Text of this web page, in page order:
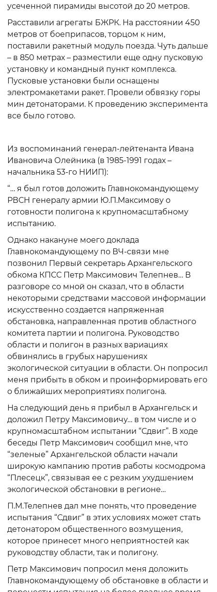
усеченной пирамиды высотой до 20 метров.
Расставили агрегаты БЖРК. На расстоянии 450
метров от боеприпасов, торцом к ним,
поставили ракетный модуль поезда. Чуть дальше
– в 850 метрах – разместили еще одну пусковую
установку и командный пункт комплекса.
Пусковые установки были оснащены
электромакетами ракет. Провели обвязку горы
мин детонаторами. К проведению эксперимента
все было готово.
Из воспоминаний генерал-лейтенанта Ивана
Ивановича Олейника (в 1985-1991 годах –
начальника 53-го НИИП):
“… я был готов доложить Главнокомандующему
РВСН генералу армии Ю.П.Максимову о
готовности полигона к крупномасштабному
испытанию.
Однако накануне моего доклада
Главнокомандующему по ВЧ-связи мне
позвонил Первый секретарь Архангельского
обкома КПСС Петр Максимович Телепнев… В
разговоре со мной он сказал, что в области
некоторыми средствами массовой информации
искусственно создается напряженная
обстановка, направленная против областного
комитета партии и полигона. Руководство
области и полигон в разных вариациях
обвинялись в грубых нарушениях
экологической ситуации в области. Он попросил
меня прибыть в обком и проинформировать его
о ближайших мероприятиях полигона.
На следующий день я прибыл в Архангельск и
доложил Петру Максимовичу… в том числе и о
крупномасштабном испытании “Сдвиг”. В ходе
беседы Петр Максимович сообщил мне, что
“зеленые” Архангельской области начали
широкую кампанию против работы космодрома
“Плесецк”, связывая ее с резким ухудшением
экологической обстановки в регионе…
П.М.Телепнев дал мне понять, что проведение
испытания “Сдвиг” в этих условиях может стать
детонатором общественного возмущения,
которое принесет много неприятностей как
руководству области, так и полигону.
Петр Максимович попросил меня доложить
Главнокомандующему об обстановке в области и